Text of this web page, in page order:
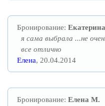
Бронирование:
я сама выбрала ...не
все отлично
Елена, 20.04.2014
Бронирование: Елена М.